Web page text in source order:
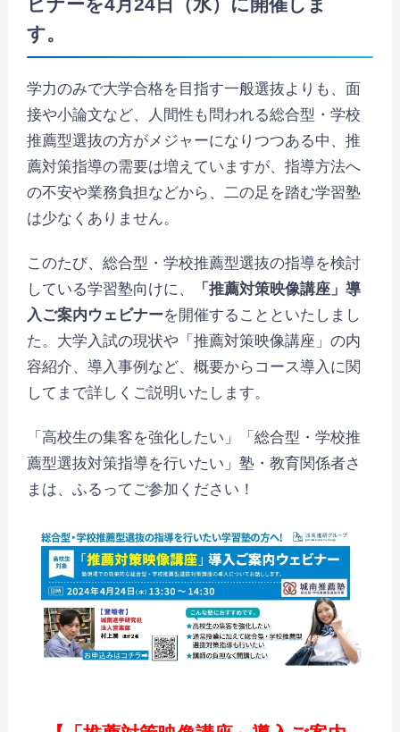
ビナーを4月24日（水）に開催しま
す。
学力のみで大学合格を目指す一般選抜よりも、面
接や小論文など、人間性も問われる総合型・学校
推薦型選抜の方がメジャーになりつつある中、推
薦対策指導の需要は増えていますが、指導方法へ
の不安や業務負担などから、二の足を踏む学習塾
は少なくありません。
このたび、総合型・学校推薦型選抜の指導を検討
している学習塾向けに、
「推薦対策映像講座」導
入ご案内ウェビナーを開催することといたしまし
た。大学入試の現状や「推薦対策映像講座」の内
容紹介、導入事例など、概要からコース導入に関
してまで詳しくご説明いたします。
「高校生の集客を強化したい」「総合型・学校推
薦型選抜対策指導を行いたい」塾・教育関係者さ
まは、ふるってご参加ください！